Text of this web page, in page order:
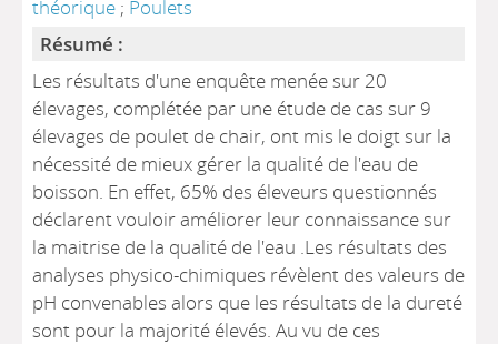
théorique ; Poulets
Résumé :
Les résultats d'une enquête menée sur 20
élevages, complétée par une étude de cas sur 9
élevages de poulet de chair, ont mis le doigt sur la
nécessité de mieux gérer la qualité de l'eau de
boisson. En effet, 65% des éleveurs questionnés
déclarent vouloir améliorer leur connaissance sur
la maitrise de la qualité de l'eau .Les résultats des
analyses physico-chimiques révèlent des valeurs de
pH convenables alors que les résultats de la dureté
sont pour la majorité élevés. Au vu de ces